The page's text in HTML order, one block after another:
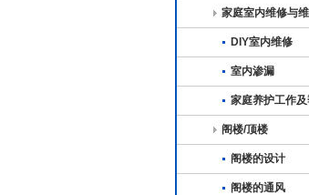
家庭室内维修与
DIY室内维修
室内渗漏
家庭养护工作
阁楼/顶楼
阁楼的设计
阁楼的通风